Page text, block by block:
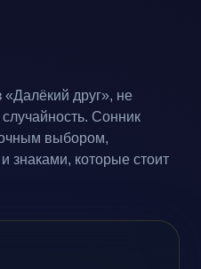
друг», не
Сонник
выбором,
знаками, которые стоит